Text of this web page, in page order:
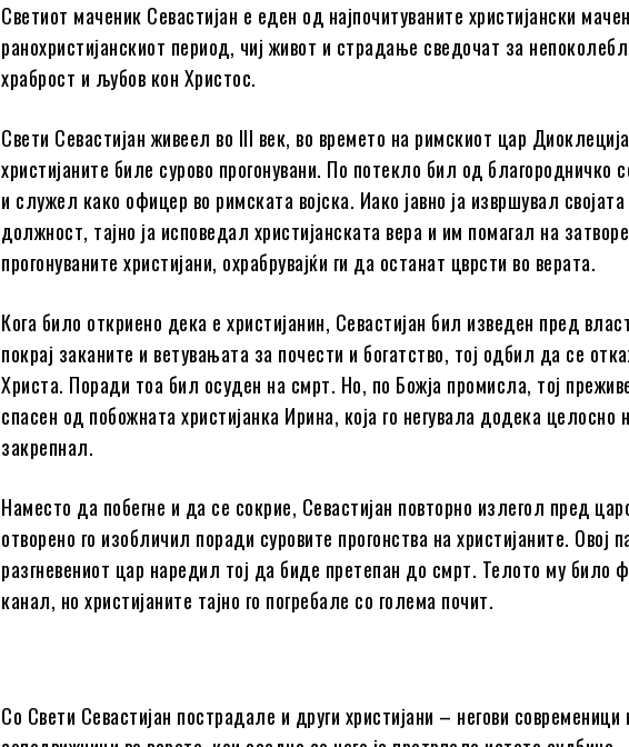
Светиот маченик Севастијан е еден од најпочитуваните христијански
ранохристијанскиот период, чиј живот и страдање сведочат за
храброст и љубов кон Христос.
Свети Севастијан живеел во III век, во времето на римскиот цар
христијаните биле сурово прогонувани. По потекло бил од благородничко
и служел како офицер во римската војска. Иако јавно ја извршувал
должност, тајно ја исповедал христијанската вера и им помагал на
прогонуваните христијани, охрабрувајќи ги да останат цврсти во верата.
Кога било откриено дека е христијанин, Севастијан бил изведен пред
покрај заканите и ветувањата за почести и богатство, тој одбил да се
Христа. Поради тоа бил осуден на смрт. Но, по Божја промисла, тој
спасен од побожната христијанка Ирина, која го негувала додека целосно
закрепнал.
Наместо да побегне и да се сокрие, Севастијан повторно излегол пред
отворено го изобличил поради суровите прогонства на христијаните. Овој
разгневениот цар наредил тој да биде претепан до смрт. Телото му било
канал, но христијаните тајно го погребале со голема почит.
Со Свети Севастијан пострадале и други христијани – негови современици